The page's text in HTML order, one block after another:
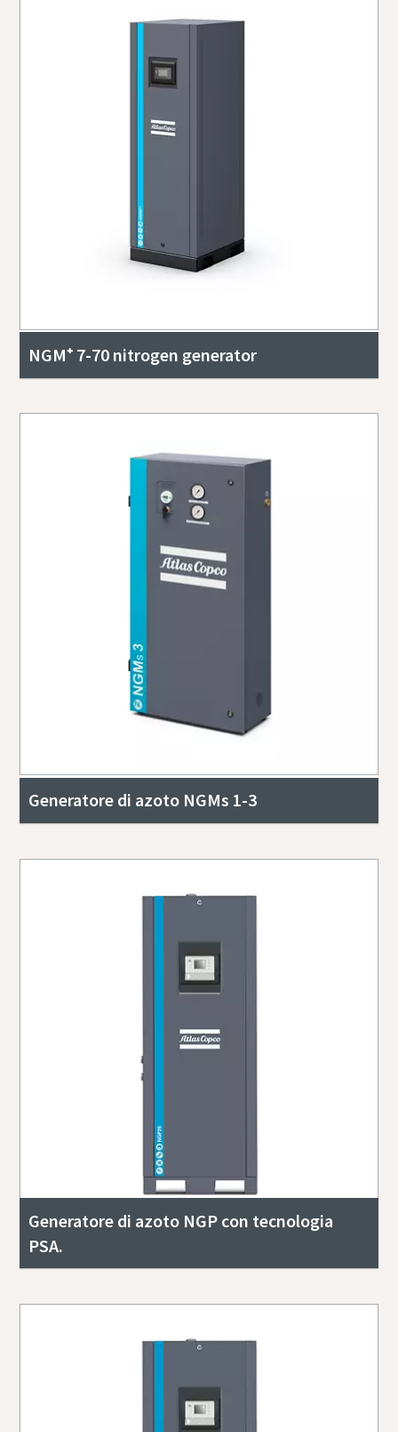
NGM⁺ 7-70 nitrogen generator
Generatore di azoto NGMs 1-3
Generatore di azoto NGP con tecnologia
PSA.